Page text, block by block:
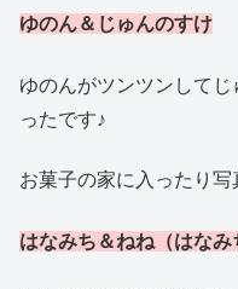
ゆのん＆じゅんのすけ
ゆのんがツンツンして
ったです♪
お菓子の家に入ったり
はなみち＆ねね（はなみ